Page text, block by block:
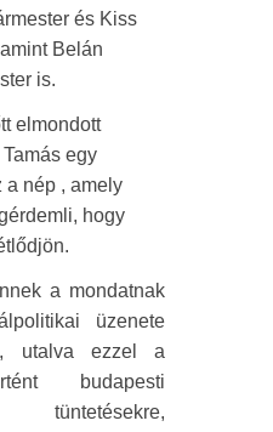
és Kiss
Belán
is.
elmondott
egy
a nép , amely
hogy
a mondatnak
üzenete
utalva ezzel a
budapesti
tüntetésekre,